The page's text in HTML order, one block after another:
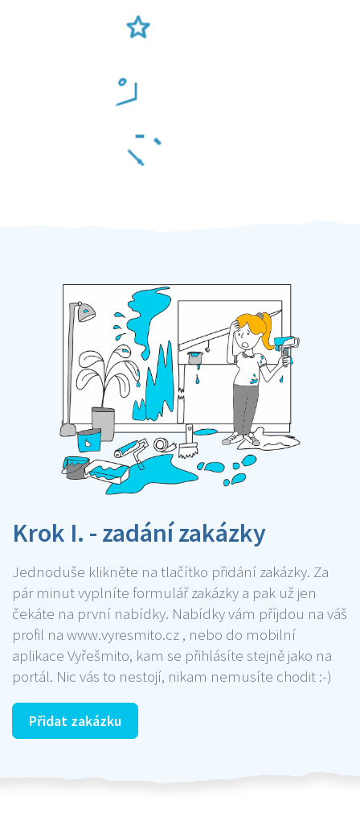
Krok I. - zadání zakázky
Jednoduše klikněte na tlačítko přidání zakázky. Za
pár minut vyplníte formulář zakázky a pak už jen
čekáte na první nabídky. Nabídky vám příjdou na váš
profil na www.vyresmito.cz , nebo do mobilní
aplikace Vyřešmito, kam se přihlásíte stejně jako na
portál. Nic vás to nestojí, nikam nemusíte chodit :-)
Přidat zakázku